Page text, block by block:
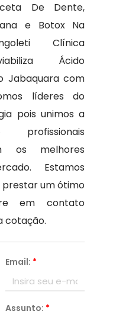
De Dente,
e Botox Na
Clínica
Ácido
Jabaquara com
líderes do
pois unimos a
profissionais
os melhores
Estamos
prestar um ótimo
em contato
cotação.
Email: *
Assunto: *